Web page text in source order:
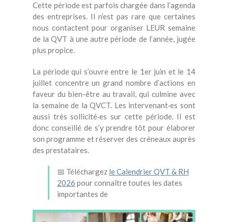
Cette période est parfois chargée dans l’agenda
des entreprises. Il n’est pas rare que certaines
nous contactent pour organiser LEUR semaine
de la QVT à une autre période de l’année, jugée
plus propice.
La période qui s’ouvre entre le 1er juin et le 14
juillet concentre un grand nombre d’actions en
faveur du bien-être au travail, qui culmine avec
la semaine de la QVCT. Les intervenant·es sont
aussi très sollicité·es sur cette période. Il est
donc conseillé de s’y prendre tôt pour élaborer
son programme et réserver des créneaux auprès
des prestataires.
📅 Téléchargez le Calendrier QVT & RH
2026 pour connaître toutes les dates
importantes de